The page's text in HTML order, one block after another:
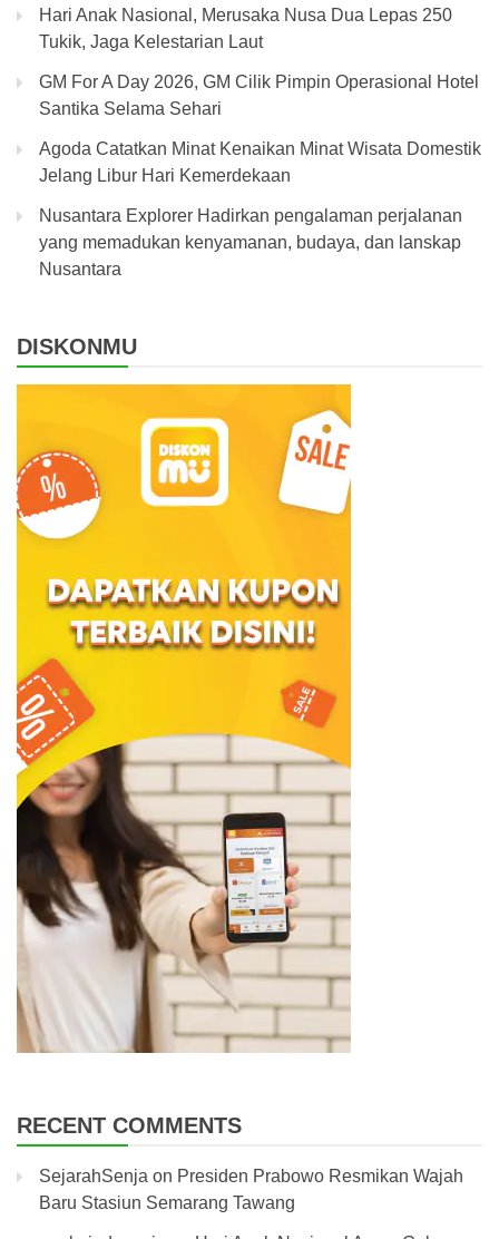
Hari Anak Nasional, Merusaka Nusa Dua Lepas 250
Tukik, Jaga Kelestarian Laut
GM For A Day 2026, GM Cilik Pimpin Operasional Hotel
Santika Selama Sehari
Agoda Catatkan Minat Kenaikan Minat Wisata Domestik
Jelang Libur Hari Kemerdekaan
Nusantara Explorer Hadirkan pengalaman perjalanan
yang memadukan kenyamanan, budaya, dan lanskap
Nusantara
DISKONMU
RECENT COMMENTS
SejarahSenja on Presiden Prabowo Resmikan Wajah
Baru Stasiun Semarang Tawang